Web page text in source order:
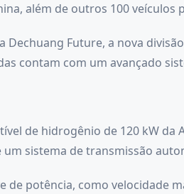
além de outros 100
Future, a nova
contam com um avançado
de hidrogênio de 120 kW
sistema de transmissão
potência, como velocidade